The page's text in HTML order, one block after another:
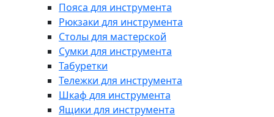
Пояса для инструмента
Рюкзаки для инструмента
Столы для мастерской
Сумки для инструмента
Табуретки
Тележки для инструмента
Шкаф для инструмента
Ящики для инструмента